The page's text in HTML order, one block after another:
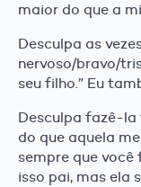
maior do que a
Desculpa as
nervoso/bravo/
seu filho.” Eu
Desculpa fazê-la
do que aquela
sempre que
isso pai, mas ela